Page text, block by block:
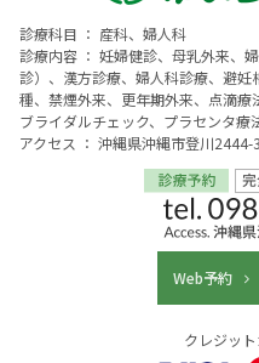
診療科目 ： 産科、婦人科
診療内容 ： 妊婦健診、母乳外来、
診）、漢方診療、婦人科診療、避
種、禁煙外来、更年期外来、点滴療
ブライダルチェック、プラセンタ療
アクセス ： 沖縄県沖縄市登川2444-3
Web予約
クレジッ